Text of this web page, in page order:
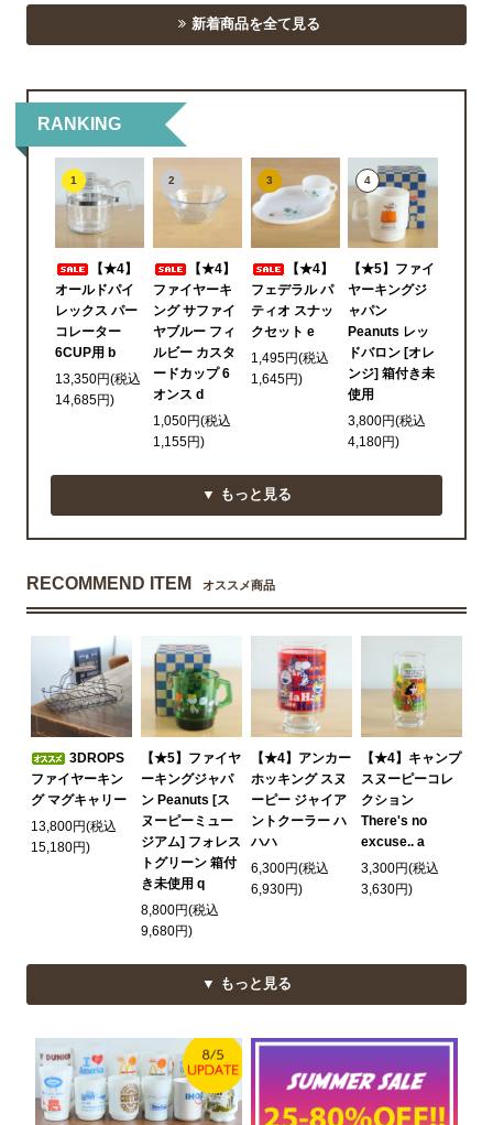
新着商品を全て見る
RANKING
1
【★4】
オールドパイ
レックス パー
コレーター
6CUP用 b
13,350円(税込
14,685円)
2
【★4】
ファイヤーキ
ング サファイ
ヤブルー フィ
ルビー カスタ
ードカップ 6
オンス d
1,050円(税込
1,155円)
3
【★4】
フェデラル パ
ティオ スナッ
クセット e
1,495円(税込
1,645円)
4
【★5】ファイ
ヤーキングジ
ャパン
Peanuts レッ
ドバロン [オレ
ンジ] 箱付き未
使用
3,800円(税込
4,180円)
▼ もっと見る
RECOMMEND ITEM オススメ商品
3DROPS
ファイヤーキン
グ マグキャリー
13,800円(税込
15,180円)
【★5】ファイヤ
ーキングジャパ
ン Peanuts [ス
ヌーピーミュー
ジアム] フォレス
トグリーン 箱付
き未使用 q
8,800円(税込
9,680円)
【★4】アンカー
ホッキング スヌ
ーピー ジャイア
ントクーラー ハ
ハハ
6,300円(税込
6,930円)
【★4】キャンプ
スヌーピーコレ
クション
There's no
excuse.. a
3,300円(税込
3,630円)
▼ もっと見る